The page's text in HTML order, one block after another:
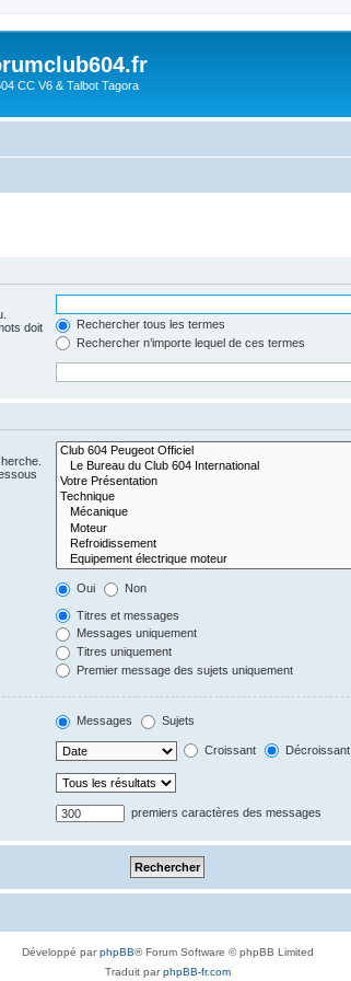
CC V6 & Talbot Tagora
doit
Rechercher tous les termes
Rechercher n’importe lequel de ces termes
Oui Non
Titres et messages
Messages uniquement
Titres uniquement
Premier message des sujets uniquement
Messages Sujets
Croissant Décroissant
premiers caractères des messages
Développé parphpBB® Forum Software © phpBB Limited
Traduit parphpBB-fr.com